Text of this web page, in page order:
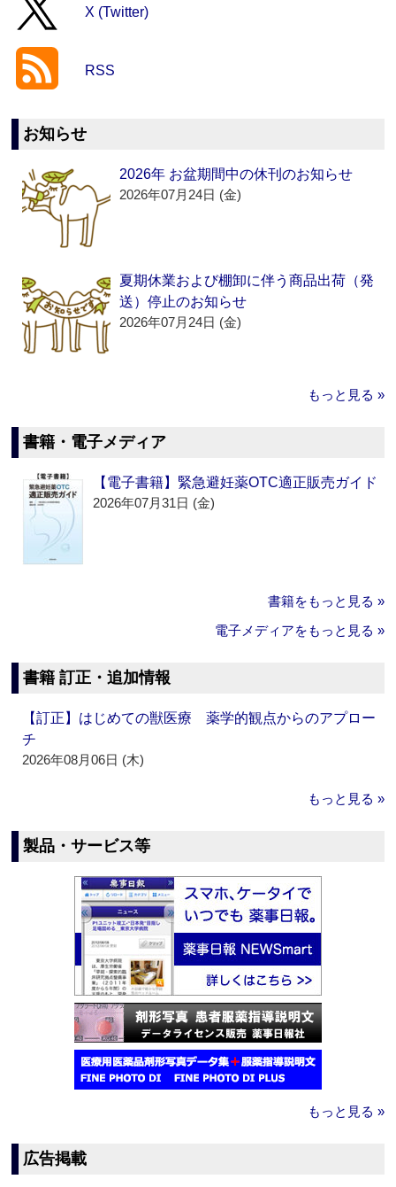
X (Twitter)
RSS
お知らせ
2026年 お盆期間中の休刊のお知らせ
2026年07月24日 (金)
夏期休業および棚卸に伴う商品出荷（発
送）停止のお知らせ
2026年07月24日 (金)
もっと見る »
書籍・電子メディア
【電子書籍】緊急避妊薬OTC適正販売ガイド
2026年07月31日 (金)
書籍をもっと見る »
電子メディアをもっと見る »
書籍 訂正・追加情報
【訂正】はじめての獣医療 薬学的観点からのアプロー
チ
2026年08月06日 (木)
もっと見る »
製品・サービス等
もっと見る »
広告掲載